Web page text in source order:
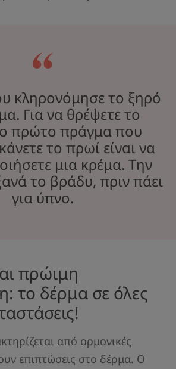
κληρονόμησε το ξηρό
Για να θρέψετε το
πρώτο πράγμα που
το πρωί είναι να
μια κρέμα. Την
το βράδυ, πριν πάει
για ύπνο.
πρώιμη
το δέρμα σε όλες
από ορμονικές
επιπτώσεις στο δέρμα. Ο